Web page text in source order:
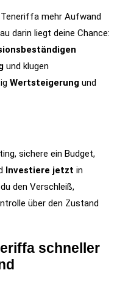
mehr Aufwand
darin liegt deine Chance:
und klugen
Wertsteigerung und
sichere ein Budget,
Investiere jetzt in
den Verschleiß,
über den Zustand
schneller